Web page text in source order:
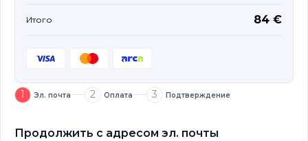
1 Эл. почта 2 Оплата 3 Подтверждение
Продолжить с адресом эл. почты
Итого 84 €